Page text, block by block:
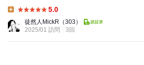
5.0
徒然人MickR （303）
2025/01 訪問
3回